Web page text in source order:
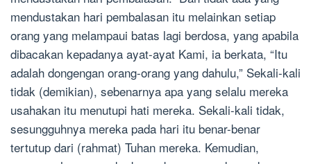
mendustakan hari pembalasan itu melainkan setiap
orang yang melampaui batas lagi berdosa, yang apabila
dibacakan kepadanya ayat-ayat Kami, ia berkata, “Itu
adalah dongengan orang-orang yang dahulu,” Sekali-kali
tidak (demikian), sebenarnya apa yang selalu mereka
usahakan itu menutupi hati mereka. Sekali-kali tidak,
sesungguhnya mereka pada hari itu benar-benar
tertutup dari (rahmat) Tuhan mereka. Kemudian,